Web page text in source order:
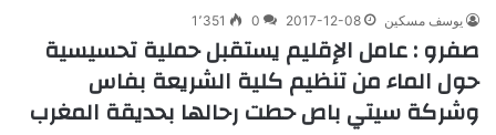
يوسف مسكين 2017-12-08
0 1٬351
صفرو : عامل الإقليم يستقبل حملية تحسيسية
حول الماء من تنظيم كلية الشريعة بفاس
وشركة سيتي باص حطت رحالها بحديقة المغرب